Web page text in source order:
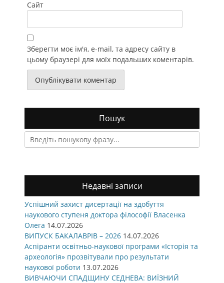
Сайт
Зберегти моє ім'я, e-mail, та адресу сайту в
цьому браузері для моїх подальших коментарів.
Пошук
Search
for:
Недавні записи
Успішний захист дисертації на здобуття
наукового ступеня доктора філософії Власенка
Олега 14.07.2026
ВИПУСК БАКАЛАВРІВ – 2026 14.07.2026
Аспіранти освітньо-наукової програми «Історія та
археологія» прозвітували про результати
наукової роботи 13.07.2026
ВИВЧАЮЧИ СПАДЩИНУ СЕДНЕВА: ВИЇЗНИЙ